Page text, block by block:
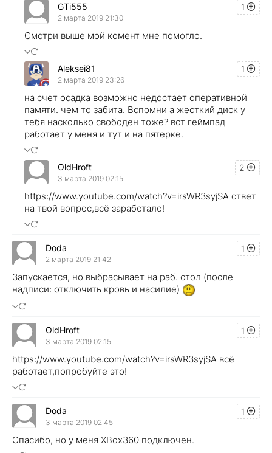
1
GTi555
2 марта 2019 21:30
Смотри выше мой комент мне помогло.
1
Aleksei81
2 марта 2019 23:26
на счет осадка возможно недостает оперативной
памяти. чем то забита. Вспомни а жесткий диск у
тебя насколько свободен тоже? вот геймпад
работает у меня и тут и на пятерке.
2
OldHroft
3 марта 2019 02:15
https://www.youtube.com/watch?v=irsWR3syjSA ответ
на твой вопрос,всё заработало!
1
Doda
2 марта 2019 21:42
Запускается, но выбрасывает на раб. стол (после
надписи: отключить кровь и насилие)
1
OldHroft
3 марта 2019 02:15
https://www.youtube.com/watch?v=irsWR3syjSA всё
работает,попробуйте это!
1
Doda
3 марта 2019 02:45
Спасибо, но у меня XBox360 подключен.